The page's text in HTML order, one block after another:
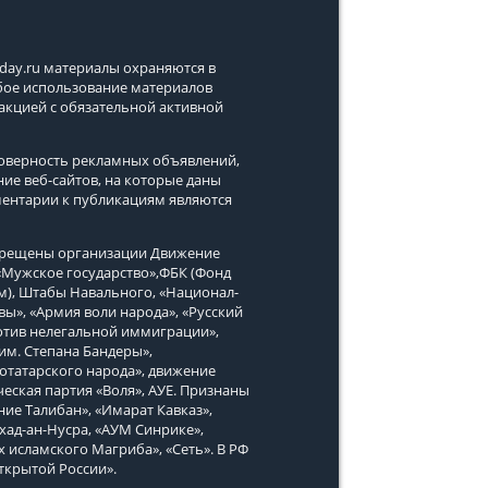
материалы охраняются в
использование материалов
с обязательной активной
рекламных объявлений,
веб-сайтов, на которые даны
к публикациям являются
организации Движение
государство»,ФБК (Фонд
Штабы Навального, «Национал-
«Армия воли народа», «Русский
нелегальной иммиграции»,
Степана Бандеры»,
народа», движение
партия «Воля», АУЕ. Признаны
Талибан», «Имарат Кавказ»,
ан-Нусра, «АУМ Синрике»,
исламского Магриба», «Сеть». В РФ
России».